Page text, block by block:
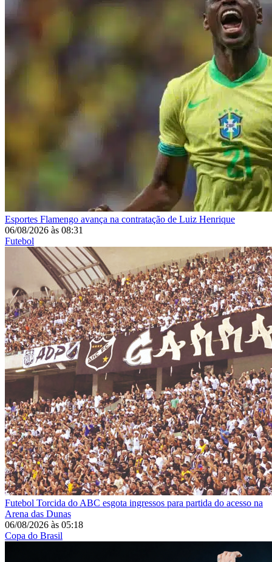
Esportes Flamengo avança na contratação de Luiz Henrique
06/08/2026 às 08:31
Futebol
Futebol Torcida do ABC esgota ingressos para partida do acesso na
Arena das Dunas
06/08/2026 às 05:18
Copa do Brasil